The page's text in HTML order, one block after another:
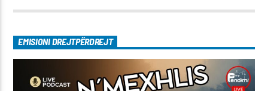
EMISIONI DREJTPËRDREJT